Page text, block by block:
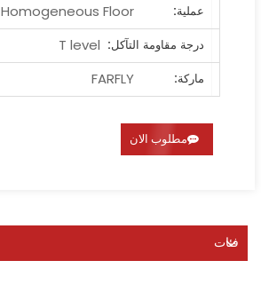
عملية:
Homogeneous Floor
درجة مقاومة التآكل: T level
ماركة:
FARFLY
مطلوب الان
فئات